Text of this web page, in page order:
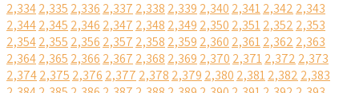
2,3342,335 2,336 2,337 2,338 2,339 2,340 2,3412,342 2,343
2,3442,345 2,346 2,347 2,348 2,349 2,350 2,3512,352 2,353
2,3542,355 2,356 2,357 2,358 2,359 2,360 2,3612,362 2,363
2,3642,365 2,366 2,367 2,368 2,369 2,370 2,3712,372 2,373
2,3742,375 2,376 2,377 2,378 2,379 2,380 2,3812,382 2,383